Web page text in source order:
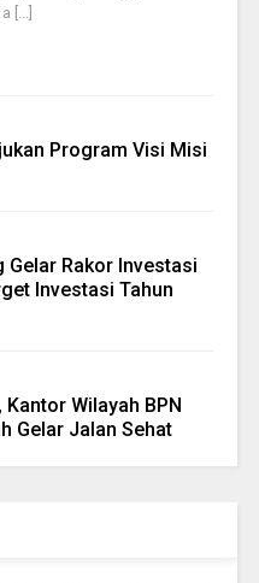
[...]
Program Visi Misi
Gelar Rakor Investasi
Investasi Tahun
Kantor Wilayah BPN
Gelar Jalan Sehat